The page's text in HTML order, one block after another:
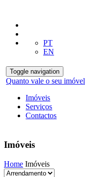
PT
EN
Toggle navigation
Quanto vale o seu imóvel
Imóveis
Serviços
Contactos
Imóveis
Home Imóveis